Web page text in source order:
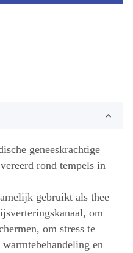
geneeskrachtige
rond tempels in
gebruikt als thee
om
om stress te
en